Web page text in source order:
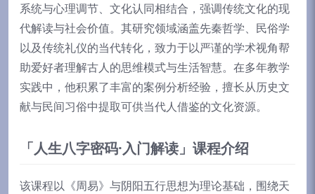
系统与心理调节、文化认同相结合，强调传统文化的现
代解读与社会价值。其研究领域涵盖先秦哲学、民俗学
以及传统礼仪的当代转化，致力于以严谨的学术视角帮
助爱好者理解古人的思维模式与生活智慧。在多年教学
实践中，他积累了丰富的案例分析经验，擅长从历史文
献与民间习俗中提取可供当代人借鉴的文化资源。
「人生八字密码·入门解读」课程介绍
该课程以《周易》与阴阳五行思想为理论基础，围绕天